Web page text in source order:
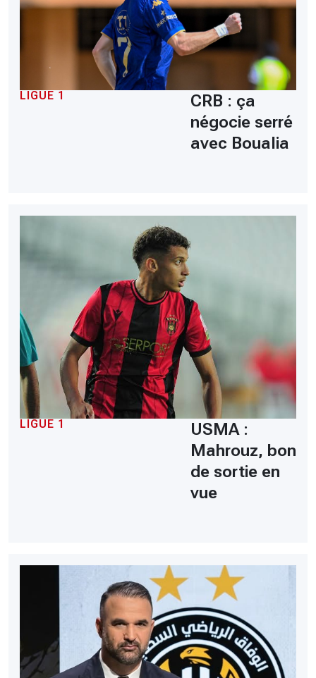
LIGUE 1
CRB : ça
négocie serré
avec Boualia
LIGUE 1
USMA :
Mahrouz, bon
de sortie en
vue